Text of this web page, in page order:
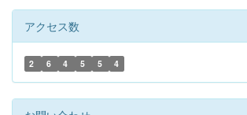
アクセス数
2 6 4 5 5 4